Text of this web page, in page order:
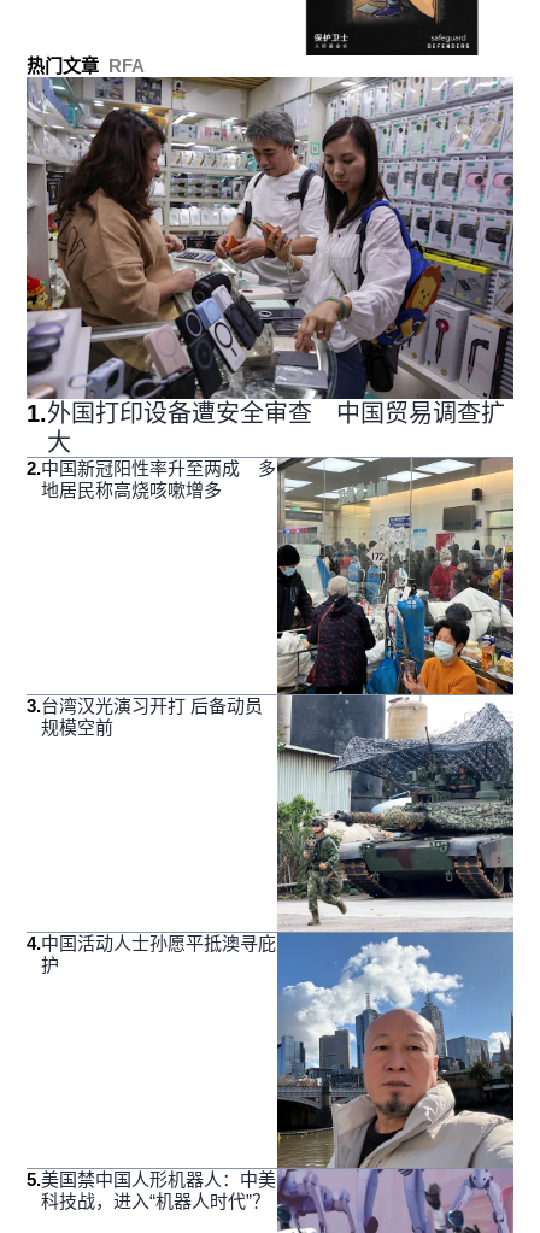
热门文章 RFA
1.外国打印设备遭安全审查 中国贸易调查扩
大
2.中国新冠阳性率升至两成 多
地居民称高烧咳嗽增多
3.台湾汉光演习开打 后备动员
规模空前
4.中国活动人士孙愿平抵澳寻庇
护
5.美国禁中国人形机器人：中美
科技战，进入“机器人时代”？